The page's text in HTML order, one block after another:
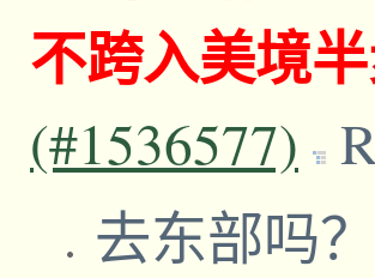
不跨入美境
(#1536577)
去东部吗